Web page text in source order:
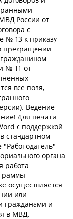
России от
с
№ 13 к приказу
прекращении
№ 11 от
все поля,
Ведение
Для печати
с поддержкой
стандартном
"Работодатель"
органа
работа
осуществляется
или
гражданами и
в МВД.